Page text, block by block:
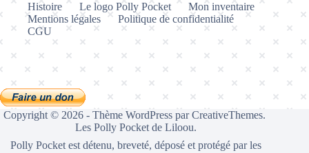
Histoire Le logo Polly Pocket
Mon inventaire
Mentions légales
Politique de confidentialité
CGU
Copyright © 2026 - Thème WordPress parCreativeThemes.
Les Polly Pocket de Liloou.
Polly Pocket est détenu, breveté, déposé et protégé par les